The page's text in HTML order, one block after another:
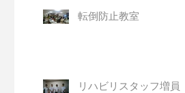
転倒防止教室
リハビリスタッフ増員！